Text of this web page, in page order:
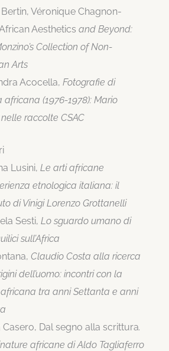
Véronique Chagnon-
Aesthetics and Beyond:
Collection of Non-
Arts
Acocella, Fotografie di
africana (1976-1978): Mario
raccolte CSAC
Lusini, Le arti africane
etnologica italiana: il
di Vinigi Lorenzo Grottanelli
Sesti, Lo sguardo umano di
sull’Africa
Claudio Costa alla ricerca
dell’uomo: incontri con la
tra anni Settanta e anni
Casero, Dal segno alla scrittura.
africane di Aldo Tagliaferro